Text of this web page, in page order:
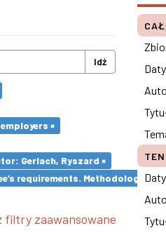
Idź
×
Gerlach, Ryszard ×
requirements. Methodological
filtry zaawansowane